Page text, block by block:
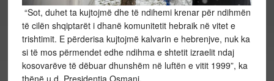
“Sot, duhet ta kujtojmë dhe të ndihemi krenar për ndihmën
të cilën shqiptarët i dhanë komunitetit hebraik në vitet e
trishtimit. E përderisa kujtojmë kalvarin e hebrenjve, nuk ka
si të mos përmendet edhe ndihma e shtetit izraelit ndaj
kosovarëve të dëbuar dhunshëm në luftën e vitit 1999”, ka
thënë u.d. Presidentja Osmani.